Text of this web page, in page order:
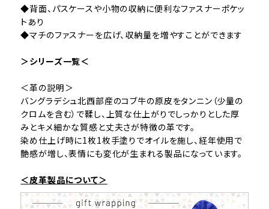
◆背面、パスケースや小物の収納に便利なファスナーポケッ
トあり
◆マチのファスナーを広げ、収納量を増やすことができます
＞シリーズ一覧＜
＜革の説明＞
バングラデシュ北西部産のコブ牛の原皮をタンニン（少量の
クロムを含む）で鞣し、上質な仕上がりでしっかりとした厚
みとキメ細かな質感と丈夫さが特徴の革です。
染め仕上げ時に1枚1枚手塗りでオイルを施し、経年使用で
艶感が増し、表情にも変化が生まれる製品になっています。
＜皮革製品について＞